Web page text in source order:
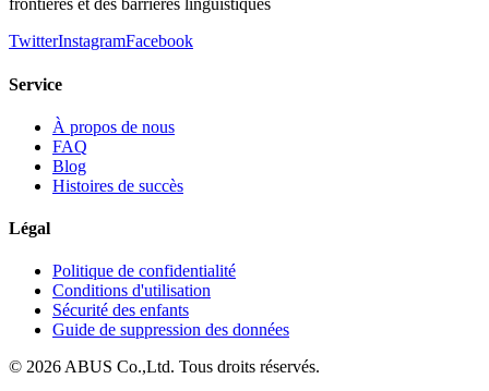
frontières et des barrières linguistiques
TwitterInstagramFacebook
Service
À propos de nous
FAQ
Blog
Histoires de succès
Légal
Politique de confidentialité
Conditions d'utilisation
Sécurité des enfants
Guide de suppression des données
© 2026 ABUS Co.,Ltd. Tous droits réservés.